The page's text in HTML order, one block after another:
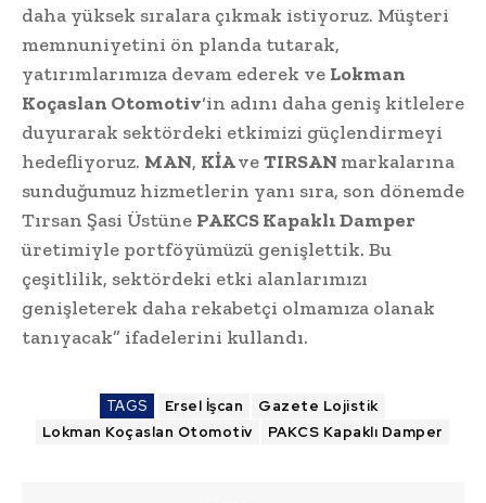
daha yüksek sıralara çıkmak istiyoruz. Müşteri
memnuniyetini ön planda tutarak,
yatırımlarımıza devam ederek ve Lokman
Koçaslan Otomotiv‘in adını daha geniş kitlelere
duyurarak sektördeki etkimizi güçlendirmeyi
hedefliyoruz. MAN, KİAveTIRSAN markalarına
sunduğumuz hizmetlerin yanı sıra, son dönemde
Tırsan Şasi Üstüne PAKCS Kapaklı Damper
üretimiyle portföyümüzü genişlettik. Bu
çeşitlilik, sektördeki etki alanlarımızı
genişleterek daha rekabetçi olmamıza olanak
tanıyacak” ifadelerini kullandı.
TAGS Ersel İşcan
Gazete Lojistik
Lokman Koçaslan Otomotiv
PAKCS Kapaklı Damper